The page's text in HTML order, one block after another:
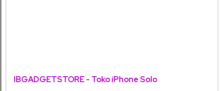
IBGADGETSTORE - Toko iPhone Solo